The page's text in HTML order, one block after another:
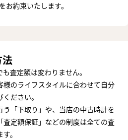
お約束いたします。
査定額は変わりません。
様のライフスタイルに合わせて自分
ださい。
「下取り」や、当店の中古時計を
査定額保証」などの制度は全ての査
。